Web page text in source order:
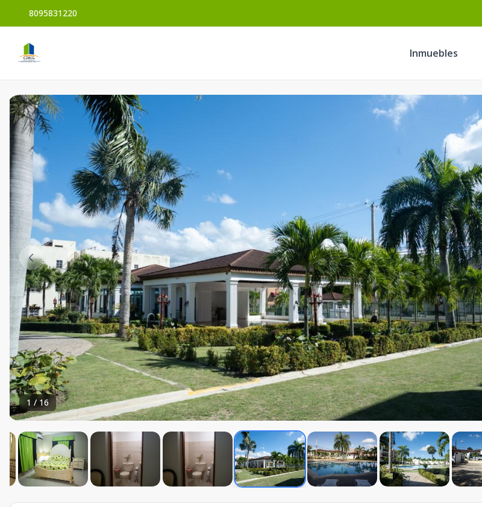
8095831220
Inmuebles
1 / 16